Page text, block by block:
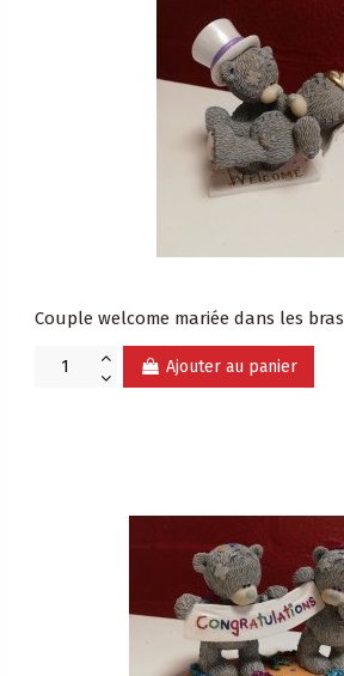
Couple welcome mariée dans les bras
Ajouter au panier